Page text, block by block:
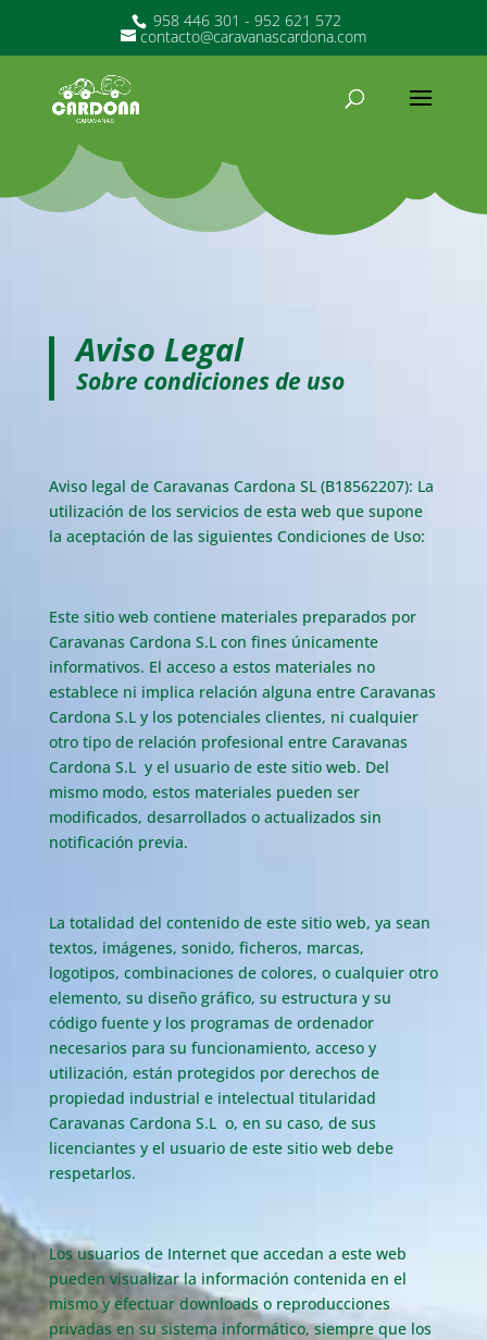
958 446 301 - 952 621 572
contacto@caravanascardona.com
Aviso Legal
Sobre condiciones de uso
Aviso legal de Caravanas Cardona SL (B18562207): La
utilización de los servicios de esta web que supone
la aceptación de las siguientes Condiciones de Uso:
Este sitio web contiene materiales preparados por
Caravanas Cardona S.L con fines únicamente
informativos. El acceso a estos materiales no
establece ni implica relación alguna entre Caravanas
Cardona S.L y los potenciales clientes, ni cualquier
otro tipo de relación profesional entre Caravanas
Cardona S.L y el usuario de este sitio web. Del
mismo modo, estos materiales pueden ser
modificados, desarrollados o actualizados sin
notificación previa.
La totalidad del contenido de este sitio web, ya sean
textos, imágenes, sonido, ficheros, marcas,
logotipos, combinaciones de colores, o cualquier otro
elemento, su diseño gráfico, su estructura y su
código fuente y los programas de ordenador
necesarios para su funcionamiento, acceso y
utilización, están protegidos por derechos de
propiedad industrial e intelectual titularidad
Caravanas Cardona S.L o, en su caso, de sus
licenciantes y el usuario de este sitio web debe
respetarlos.
Los usuarios de Internet que accedan a este web
pueden visualizar la información contenida en el
mismo y efectuar downloads o reproducciones
privadas en su sistema informático, siempre que los